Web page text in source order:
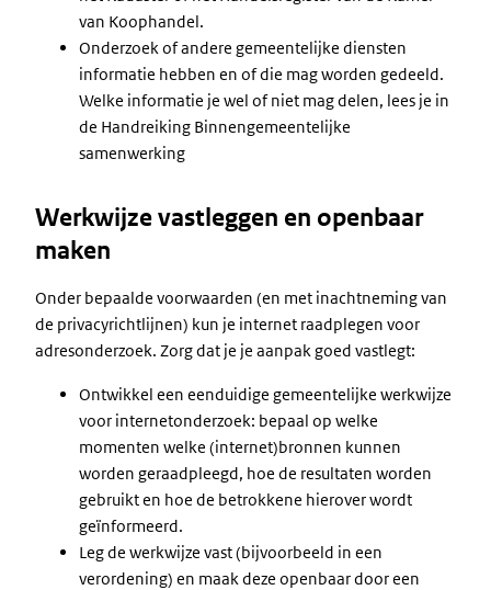
van Koophandel.
Onderzoek of andere gemeentelijke diensten
informatie hebben en of die mag worden gedeeld.
Welke informatie je wel of niet mag delen, lees je in
de Handreiking Binnengemeentelijke
samenwerking
Werkwijze vastleggen en openbaar
maken
Onder bepaalde voorwaarden (en met inachtneming van
de privacyrichtlijnen) kun je internet raadplegen voor
adresonderzoek. Zorg dat je je aanpak goed vastlegt:
Ontwikkel een eenduidige gemeentelijke werkwijze
voor internetonderzoek: bepaal op welke
momenten welke (internet)bronnen kunnen
worden geraadpleegd, hoe de resultaten worden
gebruikt en hoe de betrokkene hierover wordt
geïnformeerd.
Leg de werkwijze vast (bijvoorbeeld in een
verordening) en maak deze openbaar door een